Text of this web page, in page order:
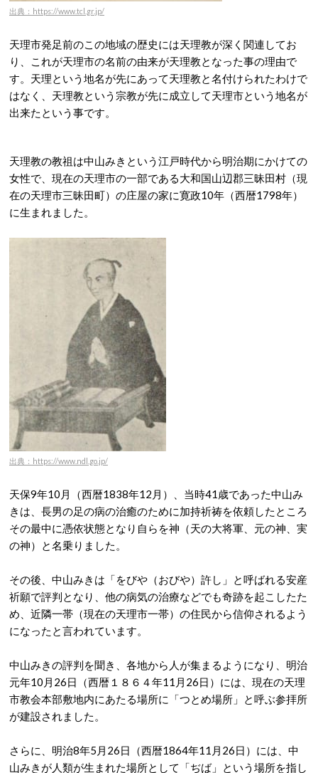
出典：https://www.tcl.gr.jp/
天理市発足前のこの地域の歴史には天理教が深く関連してお
り、これが天理市の名前の由来が天理教となった事の理由で
す。天理という地名が先にあって天理教と名付けられたわけで
はなく、天理教という宗教が先に成立して天理市という地名が
出来たという事です。
天理教の教祖は中山みきという江戸時代から明治期にかけての
女性で、現在の天理市の一部である大和国山辺郡三昧田村（現
在の天理市三昧田町）の庄屋の家に寛政10年（西暦1798年）
に生まれました。
出典：https://www.ndl.go.jp/
天保9年10月（西暦1838年12月）、当時41歳であった中山み
きは、長男の足の病の治癒のために加持祈祷を依頼したところ
その最中に憑依状態となり自らを神（天の大将軍、元の神、実
の神）と名乗りました。
その後、中山みきは「をびや（おびや）許し」と呼ばれる安産
祈願で評判となり、他の病気の治療などでも奇跡を起こしたた
め、近隣一帯（現在の天理市一帯）の住民から信仰されるよう
になったと言われています。
中山みきの評判を聞き、各地から人が集まるようになり、明治
元年10月26日（西暦１８６４年11月26日）には、現在の天理
市教会本部敷地内にあたる場所に「つとめ場所」と呼ぶ参拝所
が建設されました。
さらに、明治8年5月26日（西暦1864年11月26日）には、中
山みきが人類が生まれた場所として「ぢば」という場所を指し